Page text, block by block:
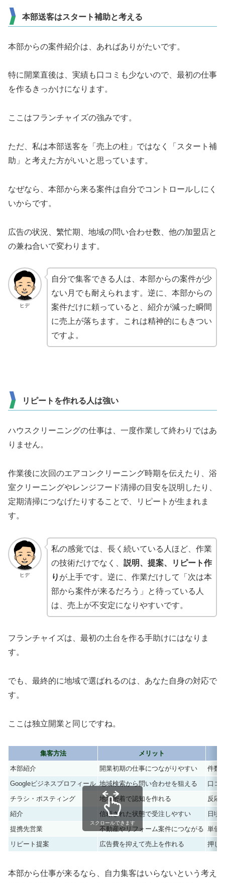
本部送客はスタート補助と考える
本部からの案件紹介は、あればありがたいです。
特に開業直後は、実績も口コミも少ないので、最初の仕事
を作るきっかけになります。
ここはフランチャイズの強みです。
ただ、私は本部送客を「売上の柱」ではなく「スタート補
助」と考えた方がいいと思っています。
なぜなら、本部から来る案件は自分でコントロールしにく
いからです。
広告の状況、繁忙期、地域の問い合わせ数、他の加盟店と
の兼ね合いで変わります。
ヒデ
自分で集客できる人は、本部からの案件が少
ない月でも耐えられます。逆に、本部からの
案件だけに頼っていると、紹介が減った瞬間
に売上が落ちます。これは精神的にもきつい
ですよ。
リピートを作れる人は強い
ハウスクリーニングの仕事は、一度作業して終わりではあ
りません。
作業後に次回のエアコンクリーニング時期を伝えたり、浴
室クリーニングやレンジフード清掃の目安を説明したり、
定期清掃につなげたりすることで、リピートが生まれま
す。
ヒデ
私の感覚では、長く続いている人ほど、作業
の技術だけでなく、 説明、提案、リピート作
り が上手です。逆に、作業だけして「次は本
部から案件が来るだろう」と待っている人
は、売上が不安定になりやすいです。
フランチャイズは、最初の土台を作る手助けにはなりま
す。
でも、最終的に地域で選ばれるのは、あなた自身の対応で
す。
ここは独立開業と同じですね。
集客方法
メリット
本部紹介
開業初期の仕事につながりやすい
件数
Googleビジネスプロフィール 地域検索から問い合わせを狙える
口コ
チラシ・ポスティング
地域密着で認知を作れる
反応
紹介
信頼された状態で受注しやすい
日頃
提携先営業
不動産やリフォーム案件につながる 単価
リピート提案
広告費を抑えて売上を作れる 押し
スクロールできます
本部から仕事が来るなら、自力集客はいらないという考え